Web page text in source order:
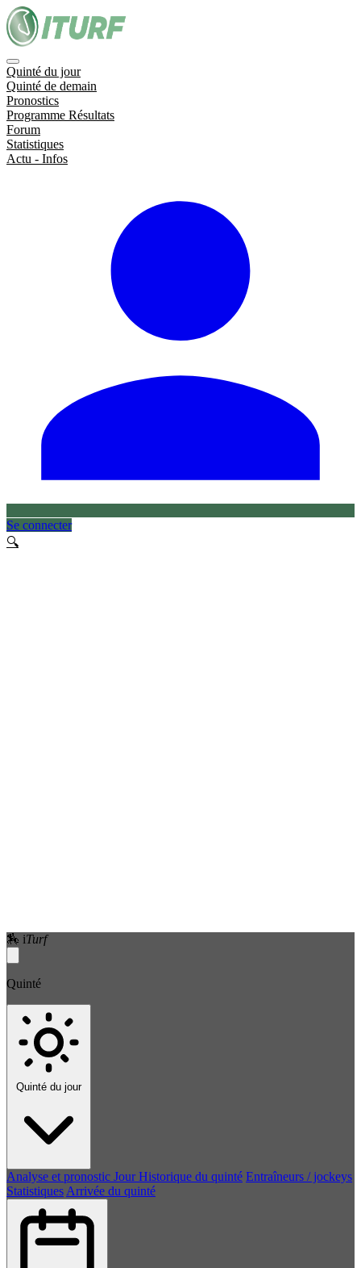
Quinté du jour
Quinté de demain
Pronostics
Programme Résultats
Forum
Statistiques
Actu - Infos
Se connecter
🔍
🏇 iTurf
Quinté
Quinté du jour
Analyse et pronostic Jour Historique du quinté Entraîneurs / jockeys
Statistiques Arrivée du quinté